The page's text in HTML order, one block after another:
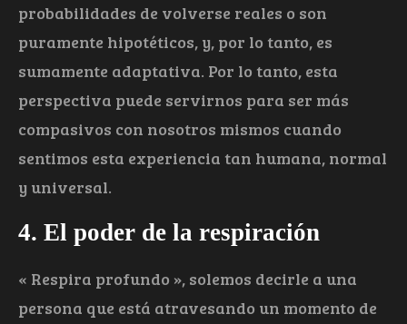
probabilidades de volverse reales o son
puramente hipotéticos, y, por lo tanto, es
sumamente adaptativa. Por lo tanto, esta
perspectiva puede servirnos para ser más
compasivos con nosotros mismos cuando
sentimos esta experiencia tan humana, normal
y universal.
4. El poder de la respiración
« Respira profundo », solemos decirle a una
persona que está atravesando un momento de